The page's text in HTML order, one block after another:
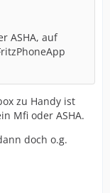
ASHA, auf
zu Handy ist
Mfi oder ASHA.
doch o.g.